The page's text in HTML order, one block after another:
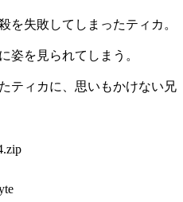
失敗してしまったティカ。
姿を見られてしまう。
ティカに、思いもかけない兄